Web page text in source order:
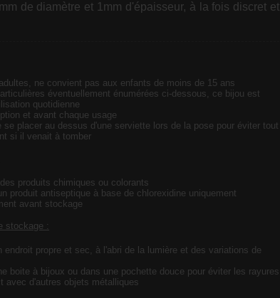
de diamètre et 1mm d'épaisseur, à la fois discret et
ne convient pas aux enfants de moins de 15 ans
éventuellement énumérées ci-dessous, ce bijou est
quotidienne
et avant chaque usage
se placer au dessus d'une serviette lors de la pose pour éviter tout
si il venait à tomber
produits chimiques ou colorants
produit antiseptique à base de chlorexidine uniquement
avant stockage
stockage :
endroit propre et sec, à l'abri de la lumière et des variations de
boite à bijoux ou dans une pochette douce pour éviter les rayures
avec d'autres objets métalliques